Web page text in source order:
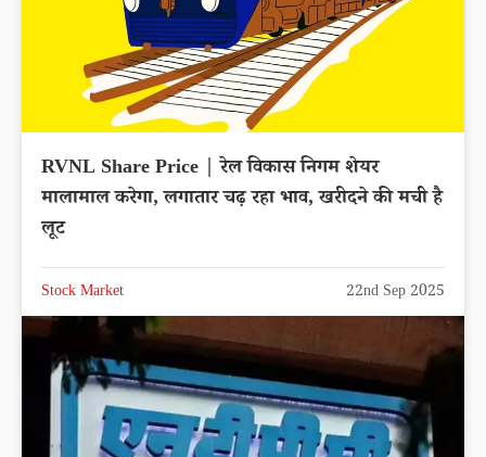
RVNL Share Price | रेल विकास निगम शेयर
मालामाल करेगा, लगातार चढ़ रहा भाव, खरीदने की मची है
लूट
Stock Market 22nd Sep 2025